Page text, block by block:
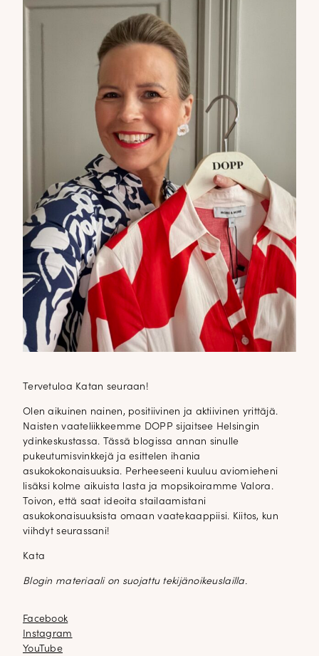
Tervetuloa Katan seuraan!
Olen aikuinen nainen, positiivinen ja aktiivinen yrittäjä.
Naisten vaateliikkeemme DOPP sijaitsee Helsingin
ydinkeskustassa. Tässä blogissa annan sinulle
pukeutumisvinkkejä ja esittelen ihania
asukokokonaisuuksia. Perheeseeni kuuluu aviomieheni
lisäksi kolme aikuista lasta ja mopsikoiramme Valora.
Toivon, että saat ideoita stailaamistani
asukokonaisuuksista omaan vaatekaappiisi. Kiitos, kun
viihdyt seurassani!
Kata
Blogin materiaali on suojattu tekijänoikeuslailla.
Facebook
Facebook
Instagram
Instagram
YouTube
YouTube
DOPP tyylikirje!
Tilaa tyylikirje ja inspiroidu ajattomasta tyylistä sekä uusista
näkökulmista pukeutumiseen — arkeen ja juhlaan. Uutiset,
uutuudet ja ajattomat ideat saapuvat suoraan sähköpostiisi!
Tilaa tyylikirje